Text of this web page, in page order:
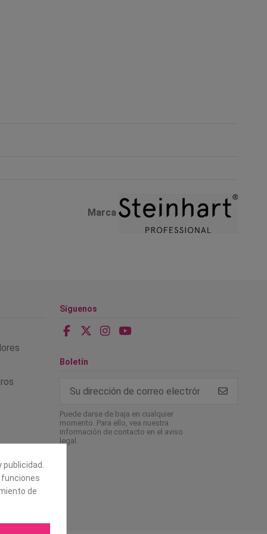
Marca
Síguenos
Boletín
Puede darse de baja en cualquier
momento. Para ello, vea nuestra
información de contacto en el aviso
legal.
publicidad.
de